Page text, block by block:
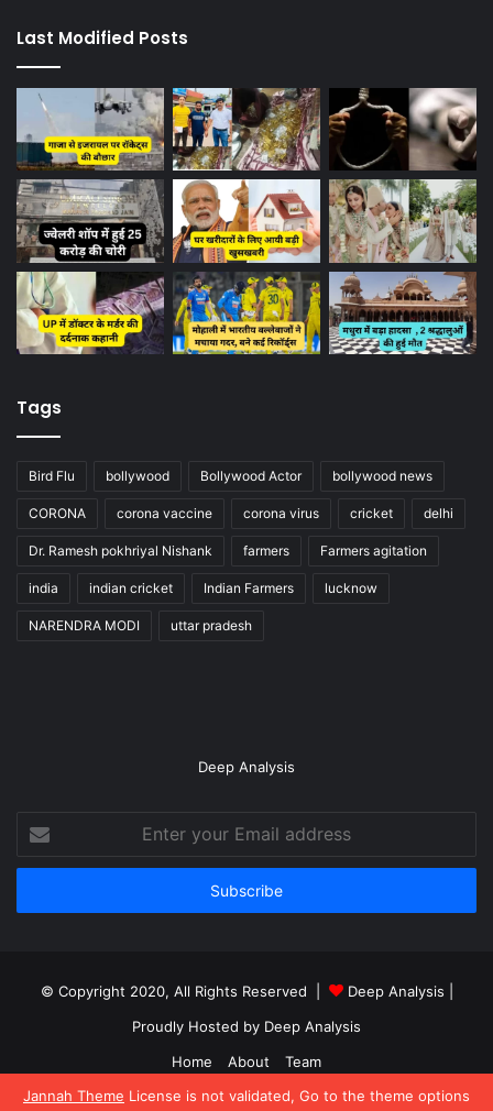
Jannah Theme License is not validated, Go to the theme options
Last Modified Posts
Tags
Bird Flu bollywood Bollywood Actor bollywood news
CORONA corona vaccine corona virus cricket delhi
Dr. Ramesh pokhriyal Nishank farmers Farmers agitation
india indian cricket Indian Farmers lucknow
NARENDRA MODI uttar pradesh
Deep Analysis
Enter
your
Email
© Copyright 2020, All Rights Reserved | Deep Analysis
Proudly Hosted by Deep Analysis
Home
About Team